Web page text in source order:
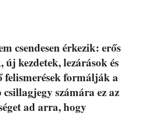
csendesen érkezik: erős
kezdetek, lezárások és
felismerések formálják a
számára ez az
ad arra, hogy